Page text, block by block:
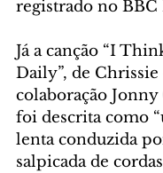
registrado no BBC
Já a canção “I
Daily”, de Chrissie
colaboração
foi descrita como
lenta conduzida
salpicada de